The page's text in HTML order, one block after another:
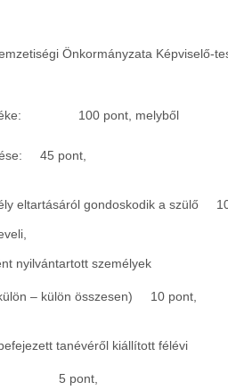
Önkormányzata Képviselő-
100 pont, melyből
45 pont,
eltartásáról gondoskodik a szülő
nyilvántartott személyek
– külön összesen) 10 pont,
tanévéről kiállított félévi
5 pont,